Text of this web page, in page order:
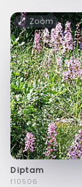
Zoom
Diptam
f10506